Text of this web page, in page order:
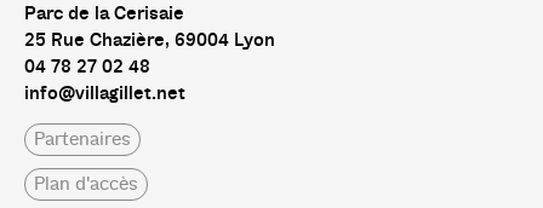
Parc de la Cerisaie
25 Rue Chazière, 69004 Lyon
04 78 27 02 48
info@villagillet.net
Partenaires
Plan d'accès